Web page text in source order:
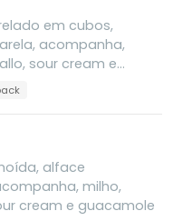
em cubos,
acompanha,
sour cream e
alface
milho,
cream e guacamole